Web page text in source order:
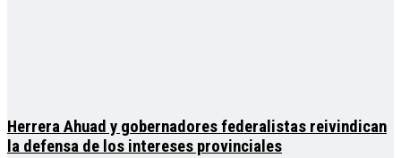
Herrera Ahuad y gobernadores federalistas reivindican
la defensa de los intereses provinciales